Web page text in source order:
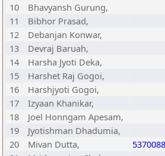
10
Bhavyansh Gurung,
11
Bibhor Prasad,
12
Debanjan Konwar,
13
Devraj Baruah,
14
Harsha Jyoti Deka,
15
Harshet Raj Gogoi,
16
Harshjyoti Gogoi,
17
Izyaan Khanikar,
18
Joel Honngam Apesam,
19
Jyotishman Dhadumia,
20
Mivan Dutta,